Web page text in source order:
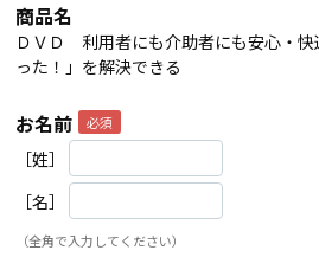
商品名
ＤＶＤ 利用者にも介助者にも安心・
った！」を解決できる
お名前
［姓］
［名］
（全角で入力してください）